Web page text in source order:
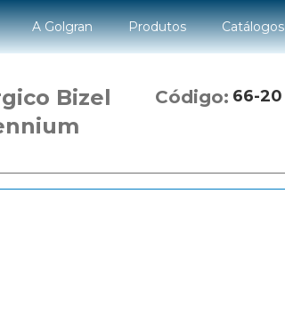
A Golgran Produtos Catálogos
Bizel
Código: 66-20